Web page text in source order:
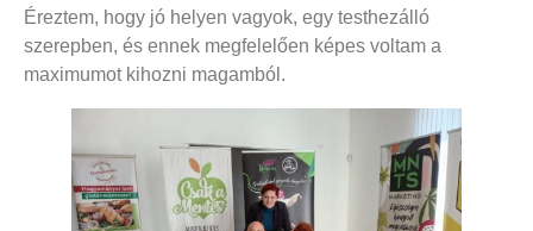
Éreztem, hogy jó helyen vagyok, egy testhezálló
szerepben, és ennek megfelelően képes voltam a
maximumot kihozni magamból.